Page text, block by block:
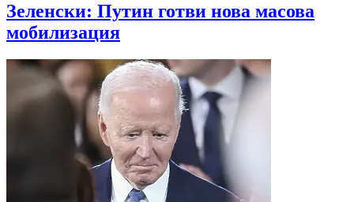
Зеленски: Путин готви нова масова
мобилизация